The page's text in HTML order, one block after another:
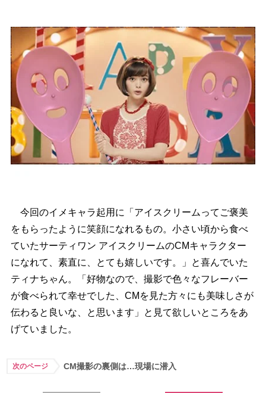
今回のイメキャラ起用に「アイスクリームってご褒美
をもらったように笑顔になれるもの。小さい頃から食べ
ていたサーティワン アイスクリームのCMキャラクター
になれて、素直に、とても嬉しいです。」と喜んでいた
ティナちゃん。「好物なので、撮影で色々なフレーバー
が食べられて幸せでした、CMを見た方々にも美味しさが
伝わると良いな、と思います」と見て欲しいところをあ
げていました。
次のページ CM撮影の裏側は…現場に潜入